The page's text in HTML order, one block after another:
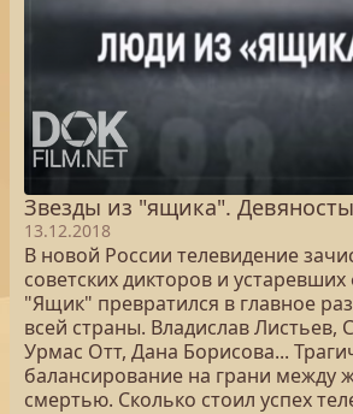
Звезды из "ящика".
13.12.2018
В новой России телевидение
советских дикторов и
"Ящик" превратился в главное
всей страны. Владислав Листьев,
Урмас Отт, Дана Борисова...
балансирование на грани между
смертью. Сколько стоил успех